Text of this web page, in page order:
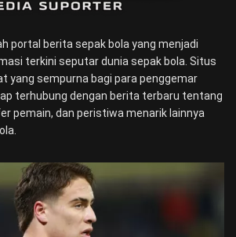
portal berita sepak bola yang menjadi
terkini seputar dunia sepak bola. Situs
yang sempurna bagi para penggemar
terhubung dengan berita terbaru tentang
pemain, dan peristiwa menarik lainnya